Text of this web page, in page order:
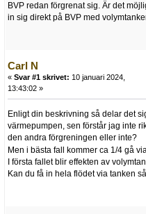
BVP redan förgrenat sig. Är det
in sig direkt på BVP med
Carl N
« Svar #1 skrivet: 10 januari 2024,
13:43:02 »
Enligt din beskrivning så delar det
värmepumpen, sen förstår jag inte
den andra förgreningen eller inte?
Men i bästa fall kommer ca 1/4 gå
I första fallet blir effekten av
Kan du få in hela flödet via tanken